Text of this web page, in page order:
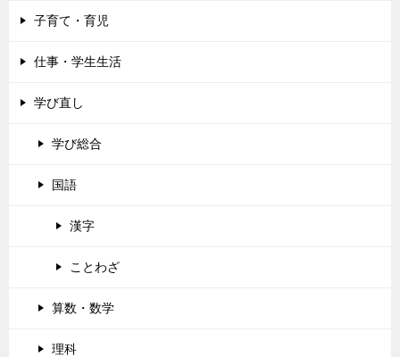
子育て・育児
仕事・学生生活
学び直し
学び総合
国語
漢字
ことわざ
算数・数学
理科